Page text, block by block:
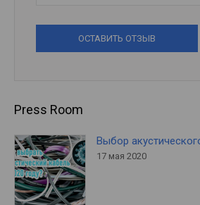
ОСТАВИТЬ ОТЗЫВ
Press Room
Выбор
17 мая 2020